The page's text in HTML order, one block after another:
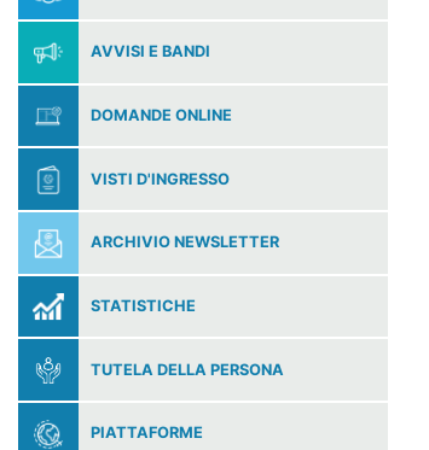
AVVISI E BANDI
DOMANDE ONLINE
VISTI D'INGRESSO
ARCHIVIO NEWSLETTER
STATISTICHE
TUTELA DELLA PERSONA
PIATTAFORME